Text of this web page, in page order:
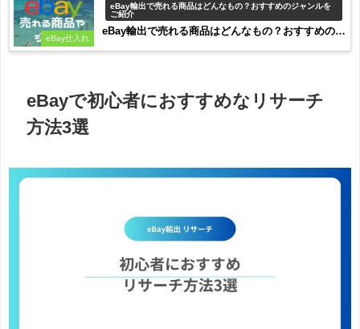
eBay仕入れ
eBay輸出で売れる商品はどんなもの？おすすめのジャンルを
ご紹介
eBay輸出で売れる商品はどんなもの？おすすめのジ
eBayで初心者におすすめなリサーチ
方法3選